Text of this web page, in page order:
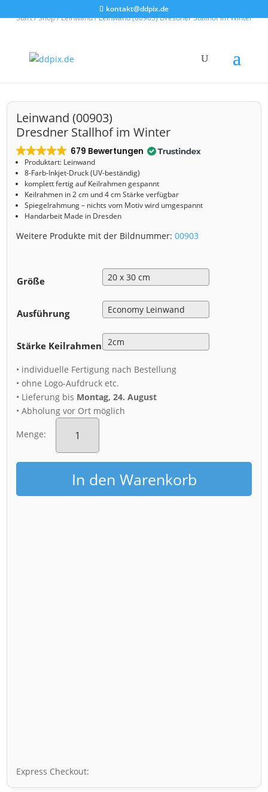
kontakt@ddpix.de
Start/Shop/Leinwand/ Leinwand (00903) Dresdner Stallhof im Winter
Leinwand (00903)
Dresdner Stallhof im Winter
679 Bewertungen
Produktart: Leinwand
8-Farb-Inkjet-Druck (UV-beständig)
komplett fertig auf Keilrahmen gespannt
Keilrahmen in 2 cm und 4 cm Stärke verfügbar
Spiegelrahmung – nichts vom Motiv wird umgespannt
Handarbeit Made in Dresden
Weitere Produkte mit der Bildnummer:00903
Größe
Ausführung
Stärke Keilrahmen
• individuelle Fertigung nach Bestellung
• ohne Logo-Aufdruck etc.
• Lieferung bis Montag, 24. August
• Abholung vor Ort möglich
Menge:
Leinwand
(00903)
Stallhof
im
Winter
MengeIn den Warenkorb
Express Checkout: